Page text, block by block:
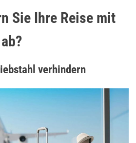
Sie Ihre Reise mit
verhindern